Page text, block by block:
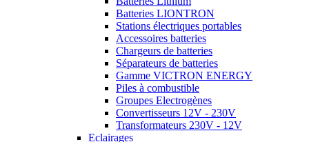
Batteries LIONTRON
Stations électriques portables
Accessoires batteries
Chargeurs de batteries
Séparateurs de batteries
Gamme VICTRON ENERGY
Piles à combustible
Groupes Electrogènes
Convertisseurs 12V - 230V
Transformateurs 230V - 12V
Eclairages